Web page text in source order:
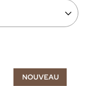
NOUVEAU